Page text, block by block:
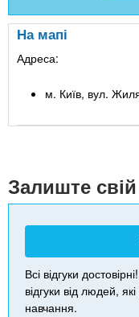
На мапі
Адреса:
м. Київ, вул.
Залиште свій
Всі відгуки
відгуки від людей,
навчання.